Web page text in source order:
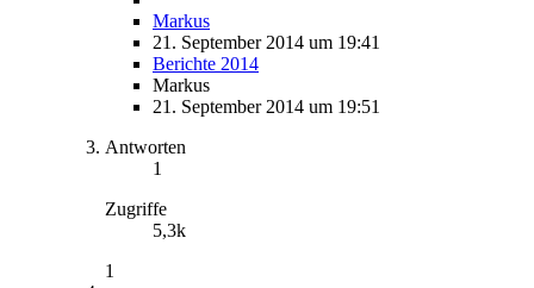
Markus
21. September 2014 um 19:41
Berichte 2014
Markus
21. September 2014 um 19:51
Antworten
1
Zugriffe
5,3k
1